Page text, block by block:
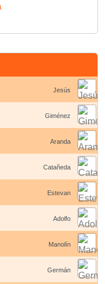
Jesús
Giménez
Aranda
Catañeda
Estevan
Adolfo
Manolín
Germán